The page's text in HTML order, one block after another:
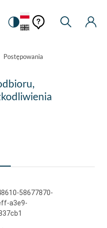
Zmiana
na
kontrastową
Pomoc
kontekstowa
Pomoc
Moje
Postępowania
58677870-
a3e9-